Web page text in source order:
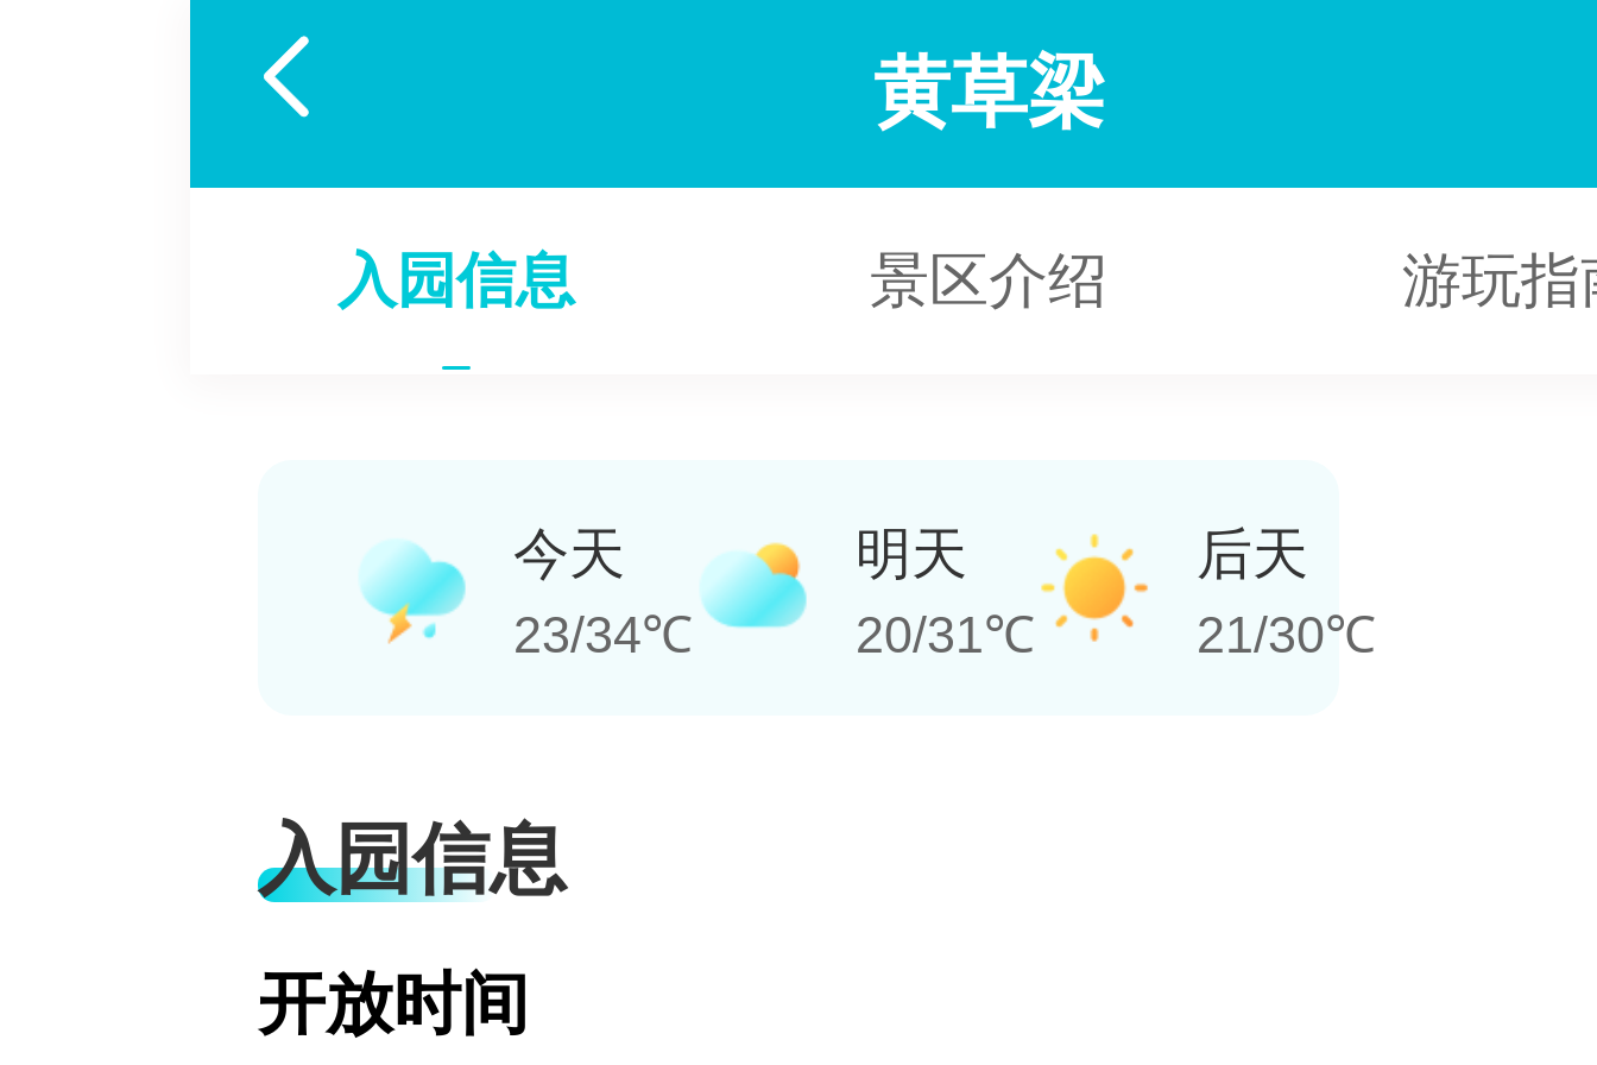
 黄草梁
入园信息 景区介绍 游玩指
今天
23/34℃
明天
20/31℃
后天
21/30℃
入园信息
开放时间